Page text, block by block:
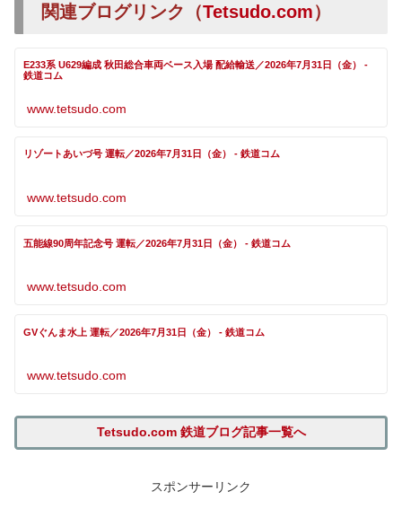
関連ブログリンク（Tetsudo.com）
E233系 U629編成 秋田総合車両ベース入場 配給輸送／2026年7月31日（金） -
鉄道コム
www.tetsudo.com
リゾートあいづ号 運転／2026年7月31日（金） - 鉄道コム
www.tetsudo.com
五能線90周年記念号 運転／2026年7月31日（金） - 鉄道コム
www.tetsudo.com
GVぐんま水上 運転／2026年7月31日（金） - 鉄道コム
www.tetsudo.com
Tetsudo.com 鉄道ブログ記事一覧へ
スポンサーリンク